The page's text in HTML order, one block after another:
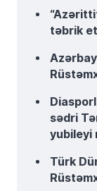
təbrik
sədri
yubileyi
Türk